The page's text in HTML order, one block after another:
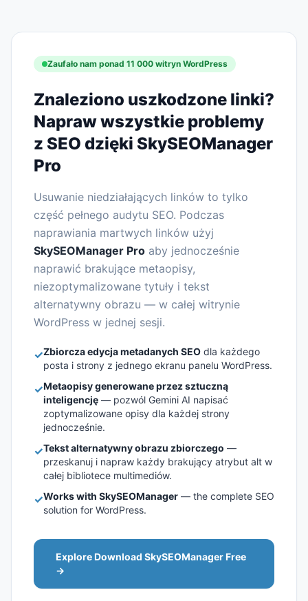
Zaufało nam ponad 11 000 witryn WordPress
Znaleziono uszkodzone linki?
Napraw wszystkie problemy
z SEO dzięki SkySEOManager
Pro
Usuwanie niedziałających linków to tylko
część pełnego audytu SEO. Podczas
naprawiania martwych linków użyj
SkySEOManager Pro aby jednocześnie
naprawić brakujące metaopisy,
niezoptymalizowane tytuły i tekst
alternatywny obrazu — w całej witrynie
WordPress w jednej sesji.
✓Zbiorcza edycja metadanych SEO dla każdego
posta i strony z jednego ekranu panelu WordPress.
✓Metaopisy generowane przez sztuczną
inteligencję — pozwól Gemini AI napisać
zoptymalizowane opisy dla każdej strony
jednocześnie.
✓Tekst alternatywny obrazu zbiorczego —
przeskanuj i napraw każdy brakujący atrybut alt w
całej bibliotece multimediów.
✓Works with SkySEOManager — the complete SEO
solution for WordPress.
Explore Download SkySEOManager Free
→